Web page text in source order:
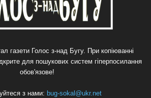
газети Голос з-над Бугу. При копіюванні
для пошукових систем гіперпосилання
обов'язове!
з нами: bug-sokal@ukr.net